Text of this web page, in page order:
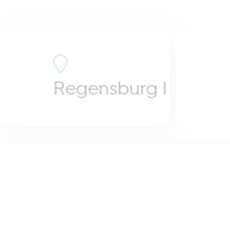
Regensburg I